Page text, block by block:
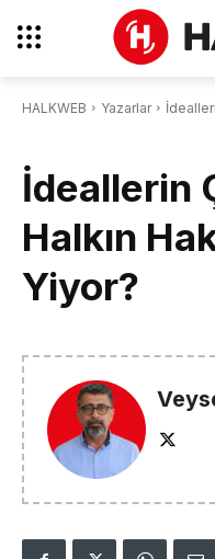
HALKWEB Yazarlar
İdeallerin
Halkın
Yiyor?